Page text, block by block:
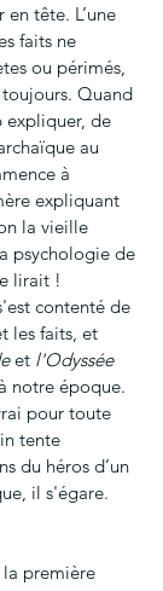
tête. L’une
faits ne
ou périmés,
Quand
expliquer, de
au
à
expliquant
la vieille
psychologie de
lirait !
contenté de
les faits, et
et l'Odyssée
notre époque.
pour toute
tente
du héros d’un
il s'égare.
la première